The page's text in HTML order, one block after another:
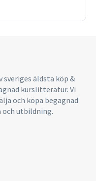
sveriges äldsta köp &
kurslitteratur. Vi
och köpa begagnad
utbildning.